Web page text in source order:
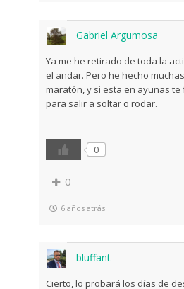
Gabriel Argumosa
Ya me he retirado de toda la
el andar. Pero he hecho
maratón, y si esta en ayunas
para salir a soltar o rodar.
0
0
6 años atrás
bluffant
Cierto, lo probará los días de